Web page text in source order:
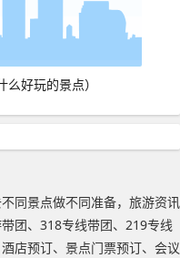
好玩的景点）
同景点做不同准备，旅游资讯
团、318专线带团、219专线
店预订、景点门票预订、会议